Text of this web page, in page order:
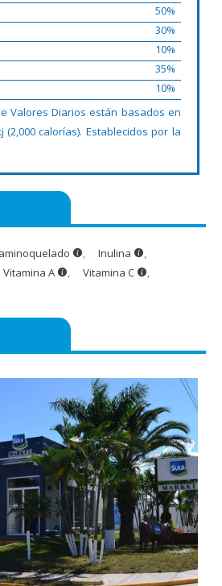
50%
30%
10%
35%
10%
Valores Diarios están basados en
(2,000 calorías). Establecidos por la
, Inulina
,
Vitamina A , Vitamina C
,